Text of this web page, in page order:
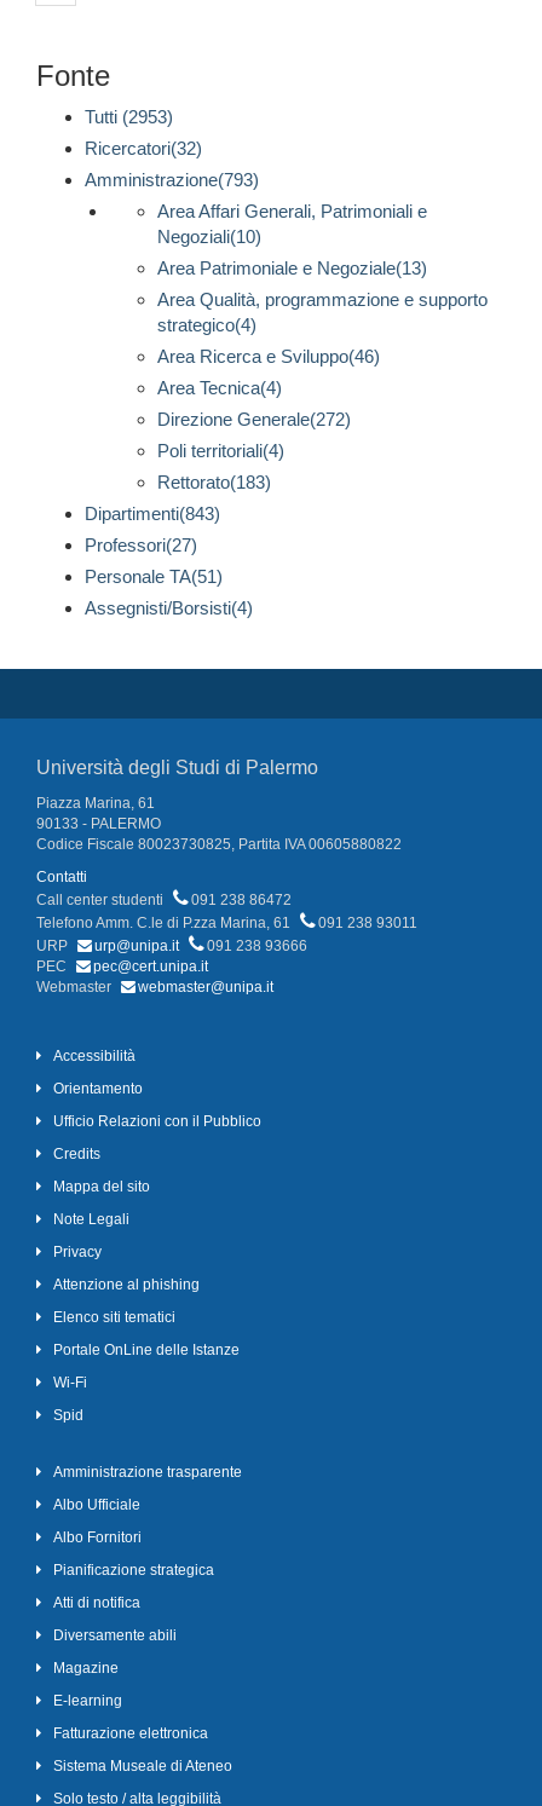
Fonte
Tutti (2953)
Ricercatori(32)
Amministrazione(793)
Area Affari Generali, Patrimoniali e
Negoziali(10)
Area Patrimoniale e Negoziale(13)
Area Qualità, programmazione e supporto
strategico(4)
Area Ricerca e Sviluppo(46)
Area Tecnica(4)
Direzione Generale(272)
Poli territoriali(4)
Rettorato(183)
Dipartimenti(843)
Professori(27)
Personale TA(51)
Assegnisti/Borsisti(4)
Università degli Studi di Palermo
Piazza Marina, 61
90133 - PALERMO
Codice Fiscale 80023730825, Partita IVA 00605880822
Contatti
Call center studenti
091 238 86472
Telefono Amm. C.le di P.zza Marina, 61
091 238 93011
URP
urp@unipa.it
091 238 93666
PEC
pec@cert.unipa.it
Webmaster
webmaster@unipa.it
Accessibilità
Orientamento
Ufficio Relazioni con il Pubblico
Credits
Mappa del sito
Note Legali
Privacy
Attenzione al phishing
Elenco siti tematici
Portale OnLine delle Istanze
Wi-Fi
Spid
Amministrazione trasparente
Albo Ufficiale
Albo Fornitori
Pianificazione strategica
Atti di notifica
Diversamente abili
Magazine
E-learning
Fatturazione elettronica
Sistema Museale di Ateneo
Solo testo / alta leggibilità